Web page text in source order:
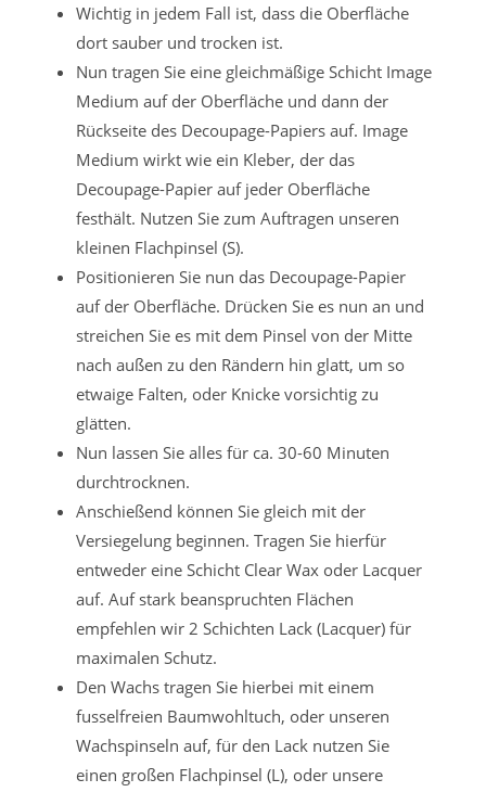
Wichtig in jedem Fall ist, dass die Oberfläche
dort sauber und trocken ist.
Nun tragen Sie eine gleichmäßige Schicht Image
Medium auf der Oberfläche und dann der
Rückseite des Decoupage-Papiers auf. Image
Medium wirkt wie ein Kleber, der das
Decoupage-Papier auf jeder Oberfläche
festhält. Nutzen Sie zum Auftragen unseren
kleinen Flachpinsel (S).
Positionieren Sie nun das Decoupage-Papier
auf der Oberfläche. Drücken Sie es nun an und
streichen Sie es mit dem Pinsel von der Mitte
nach außen zu den Rändern hin glatt, um so
etwaige Falten, oder Knicke vorsichtig zu
glätten.
Nun lassen Sie alles für ca. 30-60 Minuten
durchtrocknen.
Anschießend können Sie gleich mit der
Versiegelung beginnen. Tragen Sie hierfür
entweder eine Schicht Clear Wax oder Lacquer
auf. Auf stark beanspruchten Flächen
empfehlen wir 2 Schichten Lack (Lacquer) für
maximalen Schutz.
Den Wachs tragen Sie hierbei mit einem
fusselfreien Baumwohltuch, oder unseren
Wachspinseln auf, für den Lack nutzen Sie
einen großen Flachpinsel (L), oder unsere